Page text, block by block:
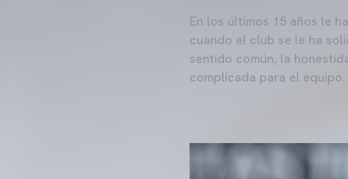
En los últimos 15 años le
cuando el club se le ha
sentido común, la
complicada para el equipo.